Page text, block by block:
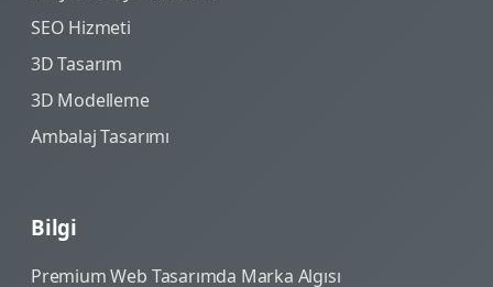
SEO Hizmeti
3D Tasarım
3D Modelleme
Ambalaj Tasarımı
Bilgi
Premium Web Tasarımda Marka Algısı